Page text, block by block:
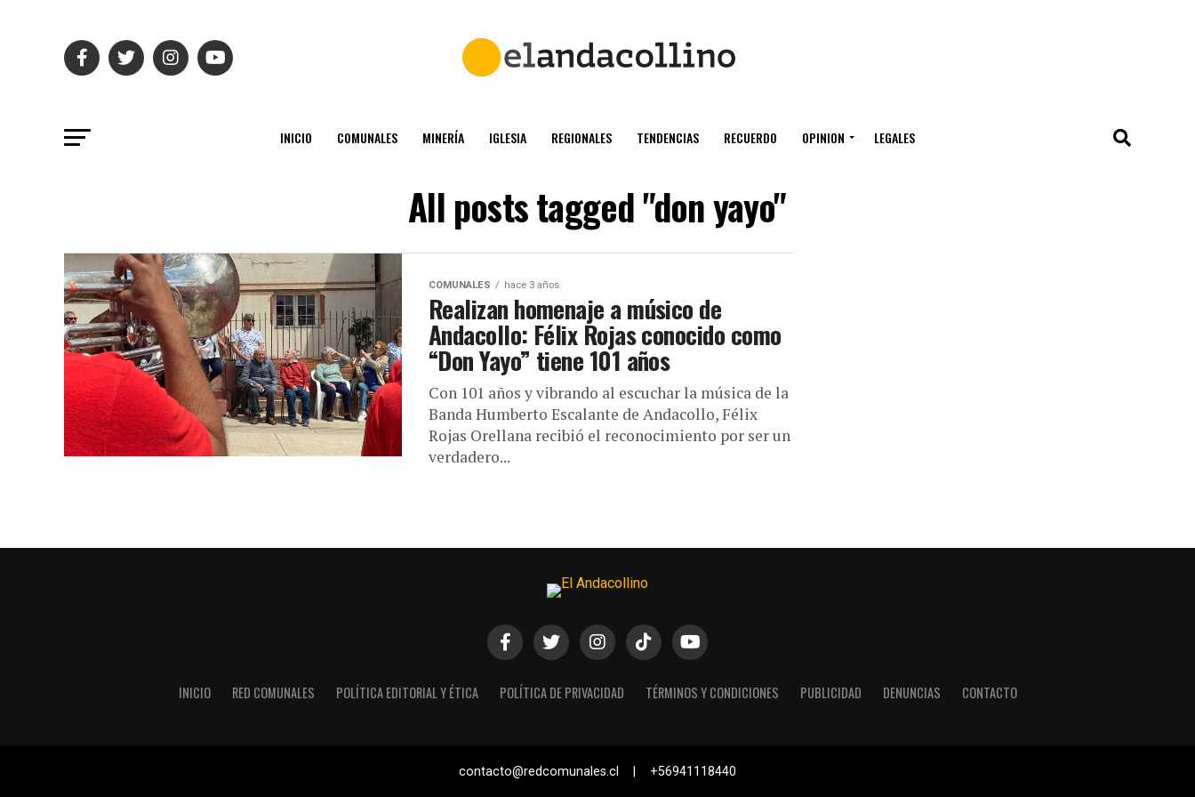
INICIO COMUNALES MINERÍA IGLESIA REGIONALES TENDENCIAS RECUERDO OPINION LEGALES
All posts tagged "don yayo"
COMUNALES hace 3 años
Realizan homenaje a músico de
Andacollo: Félix Rojas conocido como
“Don Yayo” tiene 101 años
Con 101 años y vibrando al escuchar la música de la
Banda Humberto Escalante de Andacollo, Félix
Rojas Orellana recibió el reconocimiento por ser un
verdadero...
INICIO RED COMUNALES POLÍTICA EDITORIAL Y ÉTICA POLÍTICA DE PRIVACIDAD TÉRMINOS Y CONDICIONES PUBLICIDAD DENUNCIAS CONTACTO
contacto@redcomunales.cl | +56941118440